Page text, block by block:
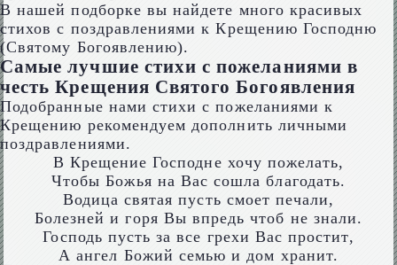
В нашей подборке вы найдете много красивых
стихов с поздравлениями к Крещению Господню
(Святому Богоявлению).
Самые лучшие стихи с пожеланиями в
честь Крещения Святого Богоявления
Подобранные нами стихи с пожеланиями к
Крещению рекомендуем дополнить личными
поздравлениями.
В Крещение Господне хочу пожелать,
Чтобы Божья на Вас сошла благодать.
Водица святая пусть смоет печали,
Болезней и горя Вы впредь чтоб не знали.
Господь пусть за все грехи Вас простит,
А ангел Божий семью и дом хранит.